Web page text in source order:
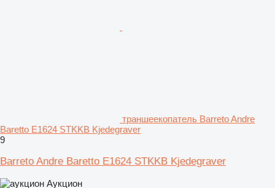
траншеекопатель Barreto Andre
Baretto E1624 STKKB Kjedegraver
9
Barreto Andre Baretto E1624 STKKB Kjedegraver
Аукцион